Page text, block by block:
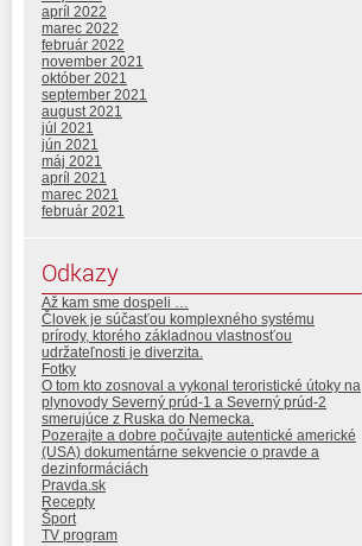
apríl 2022
marec 2022
február 2022
november 2021
október 2021
september 2021
august 2021
júl 2021
jún 2021
máj 2021
apríl 2021
marec 2021
február 2021
Odkazy
Až kam sme dospeli …
Človek je súčasťou komplexného systému
prírody, ktorého základnou vlastnosťou
udržateľnosti je diverzita.
Fotky
O tom kto zosnoval a vykonal teroristické útoky na
plynovody Severný prúd-1 a Severný prúd-2
smerujúce z Ruska do Nemecka.
Pozerajte a dobre počúvajte autentické americké
(USA) dokumentárne sekvencie o pravde a
dezinformáciách
Pravda.sk
Recepty
Šport
TV program